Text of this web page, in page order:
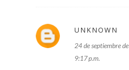
UNKNOWN
24 de septiembre
9:17 p.m.